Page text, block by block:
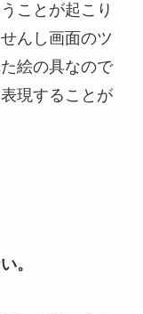
ことが起こり
んし画面のツ
絵の具なので
現することが
。